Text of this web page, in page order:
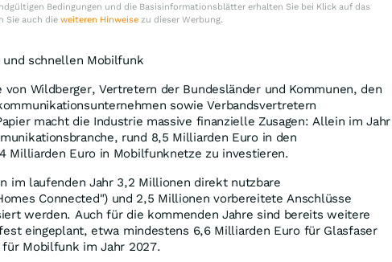
Bedingungen und die Basisinformationsblätter erhalten Sie bei Klick auf das
Sie auch die weiteren Hinweisezu dieser Werbung.
schnellen Mobilfunk
von Wildberger, Vertretern der Bundesländer und Kommunen, den
sowie Verbandsvertretern
macht die Industrie massive finanzielle Zusagen: Allein im Jahr
rund 8,5 Milliarden Euro in den
Milliarden Euro in Mobilfunknetze zu investieren.
im laufenden Jahr 3,2 Millionen direkt nutzbare
Connected") und 2,5 Millionen vorbereitete Anschlüsse
werden. Auch für die kommenden Jahre sind bereits weitere
eingeplant, etwa mindestens 6,6 Milliarden Euro für Glasfaser
Mobilfunk im Jahr 2027.